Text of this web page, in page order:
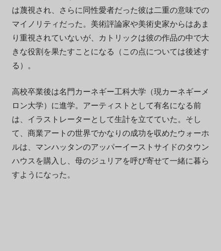
は蔑視され、さらに同性愛者だった彼は二重の意味での
マイノリティだった。美術評論家や美術史家からはあま
り重視されていないが、カトリックは彼の作品の中で大
きな役割を果たすことになる（この点については後述す
る）。
高校卒業後は名門カーネギー工科大学（現カーネギーメ
ロン大学）に進学。アーティストとして有名になる前
は、イラストレーターとして生計を立てていた。そし
て、商業アートの世界でかなりの成功を収めたウォーホ
ルは、マンハッタンのアッパーイーストサイドのタウン
ハウスを購入し、母のジュリアを呼び寄せて一緒に暮ら
すようになった。